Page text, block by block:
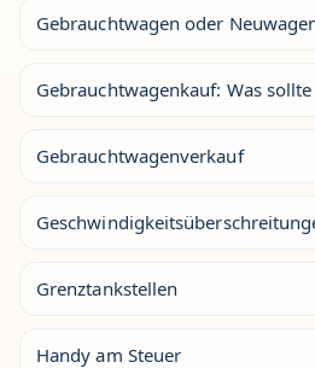
Gebrauchtwagen oder
Gebrauchtwagenkauf: Was
Gebrauchtwagenverkauf
Grenztankstellen
Handy am Steuer